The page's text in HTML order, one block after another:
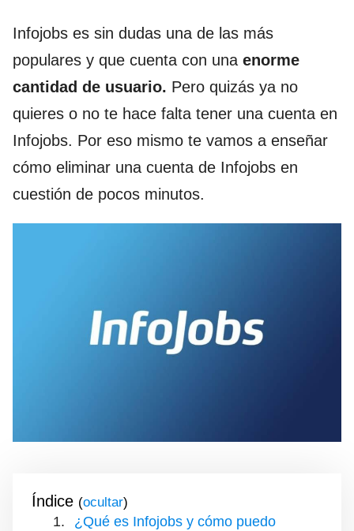
Infojobs es sin dudas una de las más
populares y que cuenta con una enorme
cantidad de usuario. Pero quizás ya no
quieres o no te hace falta tener una cuenta en
Infojobs. Por eso mismo te vamos a enseñar
cómo eliminar una cuenta de Infojobs en
cuestión de pocos minutos.
Índice ( )
¿Qué es Infojobs y cómo puedo